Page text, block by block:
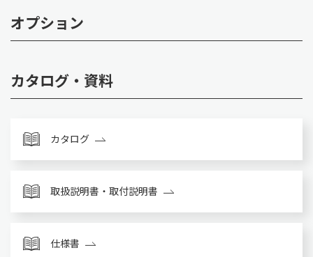
オプション
カタログ・資料
カタログ
取扱説明書・取付説明書
仕様書